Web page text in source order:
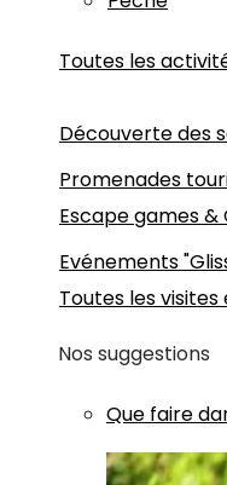
Toutes les
Découverte des
Promenades
Escape games &
Evénements
Toutes les
Nos suggestions
Que faire